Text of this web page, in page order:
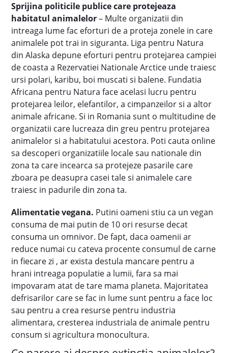
Sprijina politicile publice care protejeaza
habitatul animalelor– Multe organizatii din
intreaga lume fac eforturi de a proteja zonele in care
animalele pot trai in siguranta. Liga pentru Natura
din Alaska depune eforturi pentru protejarea campiei
de coasta a Rezervatiei Nationale Arctice unde traiesc
ursi polari, karibu, boi muscati si balene. Fundatia
Africana pentru Natura face acelasi lucru pentru
protejarea leilor, elefantilor, a cimpanzeilor si a altor
animale africane. Si in Romania sunt o multitudine de
organizatii care lucreaza din greu pentru protejarea
animalelor si a habitatului acestora. Poti cauta online
sa descoperi organizatiile locale sau nationale din
zona ta care incearca sa protejeze pasarile care
zboara pe deasupra casei tale si animalele care
traiesc in padurile din zona ta.
Alimentatie vegana. Putini oameni stiu ca un vegan
consuma de mai putin de 10 ori resurse decat
consuma un omnivor. De fapt, daca oamenii ar
reduce numai cu cateva procente consumul de carne
in fiecare zi , ar exista destula mancare pentru a
hrani intreaga populatie a lumii, fara sa mai
impovaram atat de tare mama planeta. Majoritatea
defrisarilor care se fac in lume sunt pentru a face loc
sau pentru a crea resurse pentru industria
alimentara, cresterea industriala de animale pentru
consum si agricultura monocultura.